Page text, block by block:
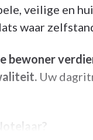
veilige en
waar
bewoner
Uw